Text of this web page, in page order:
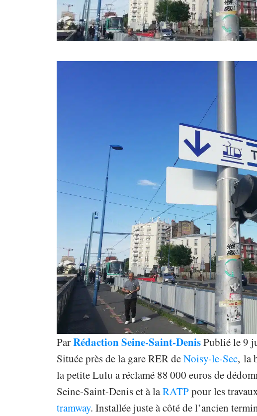
ParRédaction Seine-Saint-DenisPublié le 9
Située près de la gare RER deNoisy-le-Sec, la
la petite Lulu a réclamé 88 000 euros de
Seine-Saint-Denis et à laRATPpour les
tramway. Installée juste à côté de l’ancien